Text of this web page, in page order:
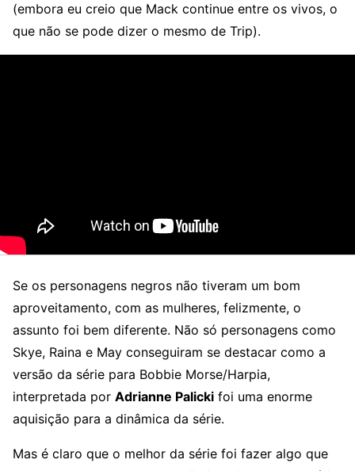
(embora eu creio que Mack continue entre os vivos, o
que não se pode dizer o mesmo de Trip).
Se os personagens negros não tiveram um bom
aproveitamento, com as mulheres, felizmente, o
assunto foi bem diferente. Não só personagens como
Skye, Raina e May conseguiram se destacar como a
versão da série para Bobbie Morse/Harpia,
interpretada por Adrianne Palicki foi uma enorme
aquisição para a dinâmica da série.
Mas é claro que o melhor da série foi fazer algo que